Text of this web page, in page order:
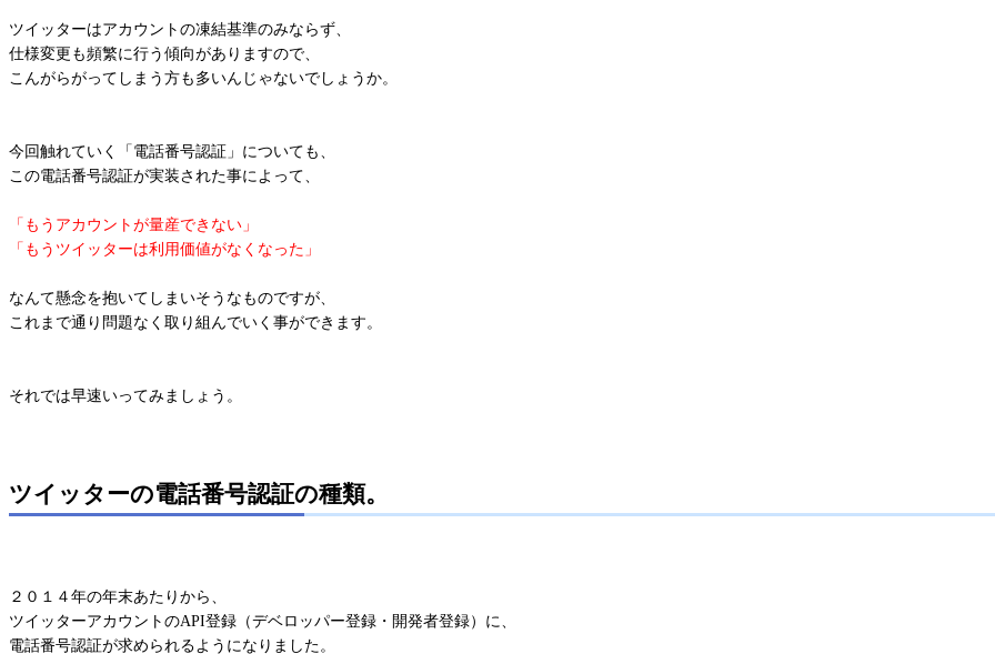
ツイッターはアカウントの凍結基準のみならず、
仕様変更も頻繁に行う傾向がありますので、
こんがらがってしまう方も多いんじゃないでしょうか。
今回触れていく「電話番号認証」についても、
この電話番号認証が実装された事によって、
「もうアカウントが量産できない」
「もうツイッターは利用価値がなくなった」
なんて懸念を抱いてしまいそうなものですが、
これまで通り問題なく取り組んでいく事ができます。
それでは早速いってみましょう。
ツイッターの電話番号認証の種類。
２０１４年の年末あたりから、
ツイッターアカウントのAPI登録（デベロッパー登録・開発者登録）に、
電話番号認証が求められるようになりました。